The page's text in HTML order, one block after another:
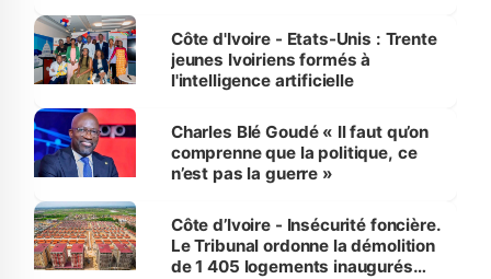
Côte d'Ivoire - Etats-Unis : Trente
jeunes Ivoiriens formés à
l'intelligence artificielle
Charles Blé Goudé « Il faut qu’on
comprenne que la politique, ce
n’est pas la guerre »
Côte d’Ivoire - Insécurité foncière.
Le Tribunal ordonne la démolition
de 1 405 logements inaugurés